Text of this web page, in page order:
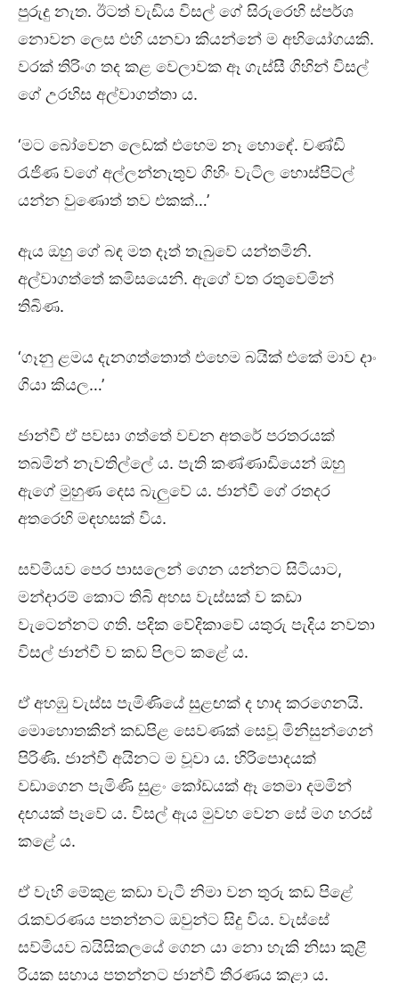
පුරුදු නැත. ඊටත් වැඩිය විසල් ගේ සිරුරෙහි ස්පර්ශ
නොවන ලෙස එහි යනවා කියන්නේ ම අභියෝගයකි.
වරක් තිරිංග තද කළ වෙලාවක ඈ ගැස්සී ගිහින් විසල්
ගේ උරහිස අල්වාගත්තා ය.
‘මට බෝවෙන ලෙඩක් එහෙම නෑ හොඳේ. චණ්ඩි
රැජිණ වගේ අල්ලන්නැතුව ගිහිං වැටිල හොස්පිට්ල්
යන්න වුණොත් තව එකක්…’
ඇය ඔහු ගේ බඳ මත දෑත් තැබුවේ යන්තමිනි.
අල්වාගත්තේ කමිසයෙනි. ඇගේ වත රතුවෙමින්
තිබිණ.
‘ගෑනු ළමය දැනගත්තොත් එහෙම බයික් එකේ මාව දාං
ගියා කියල…’
ජාන්වී ඒ පවසා ගත්තේ වචන අතරේ පරතරයක්
තබමින් නැවතිල්ලේ ය. පැති කණ්ණාඩියෙන් ඔහු
ඇගේ මුහුණ දෙස බැලුවේ ය. ජාන්වී ගේ රතදර
අතරෙහි මඳහසක් විය.
සව්මියව පෙර පාසලෙන් ගෙන යන්නට සිටියාට,
මන්දාරම් කොට තිබි අහස වැස්සක් ව කඩා
වැටෙන්නට ගති. පදික වේදිකාවේ යතුරු පැදිය නවතා
විසල් ජාන්වී ව කඩ පිලට කළේ ය.
ඒ අහඹු වැස්ස පැමිණියේ සුළඟක් ද හාද කරගෙනයි.
මොහොතකින් කඩපිළ සෙවණක් සෙවූ මිනිසුන්ගෙන්
පිරිණි. ජාන්වී අයිනට ම වූවා ය. හිරිපොදයක්
වඩාගෙන පැමිණි සුළං කෝඩයක් ඈ තෙමා දමමින්
දඟයක් පෑවේ ය. විසල් ඇය මුවහ වෙන සේ මග හරස්
කළේ ය.
ඒ වැහි මේකුළ කඩා වැටී නිමා වන තුරු කඩ පිළේ
රැකවරණය පතන්නට ඔවුන්ට සිදු විය. වැස්සේ
සව්මියව බයිසිකලයේ ගෙන යා නො හැකි නිසා කුළී
රියක සහාය පතන්නට ජාන්වී තීරණය කළා ය.